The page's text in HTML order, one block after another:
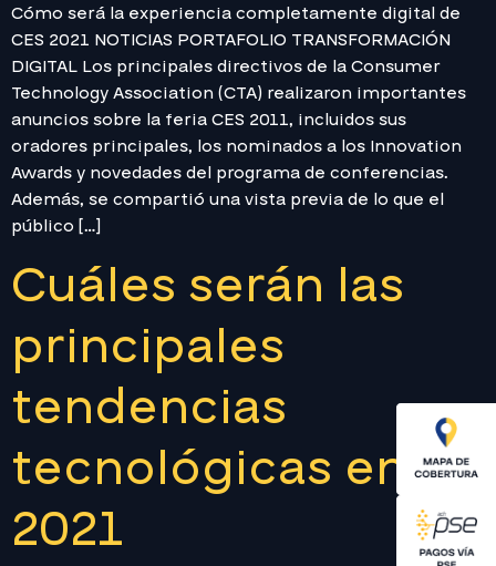
Cómo será la experiencia completamente digital de
CES 2021 NOTICIAS PORTAFOLIO TRANSFORMACIÓN
DIGITAL Los principales directivos de la Consumer
Technology Association (CTA) realizaron importantes
anuncios sobre la feria CES 2011, incluidos sus
oradores principales, los nominados a los Innovation
Awards y novedades del programa de conferencias.
Además, se compartió una vista previa de lo que el
público […]
Cuáles serán las
principales
tendencias
tecnológicas en
2021